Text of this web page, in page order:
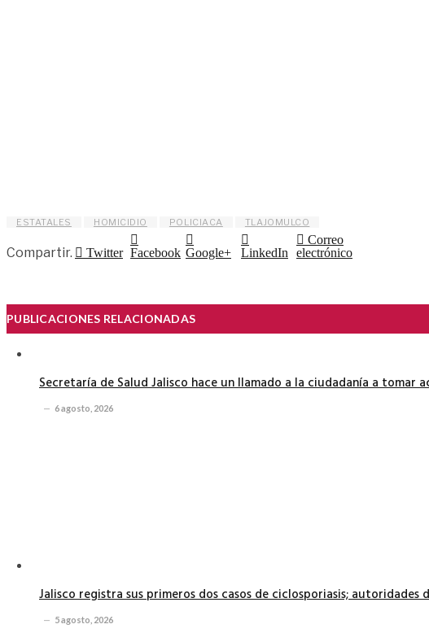
ESTATALES HOMICIDIO POLICIACA TLAJOMULCO
Compartir. Twitter Facebook Google+ LinkedIn
Correo
electrónico
PUBLICACIONES RELACIONADAS
Secretaría de Salud Jalisco hace un llamado a la ciudadanía a tomar
6 agosto, 2026
Jalisco registra sus primeros dos casos de ciclosporiasis; autoridades
5 agosto, 2026